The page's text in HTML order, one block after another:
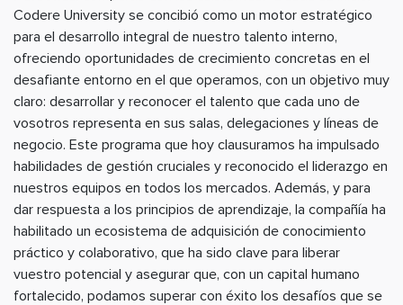
Codere University se concibió como un motor estratégico
para el desarrollo integral de nuestro talento interno,
ofreciendo oportunidades de crecimiento concretas en el
desafiante entorno en el que operamos, con un objetivo muy
claro: desarrollar y reconocer el talento que cada uno de
vosotros representa en sus salas, delegaciones y líneas de
negocio. Este programa que hoy clausuramos ha impulsado
habilidades de gestión cruciales y reconocido el liderazgo en
nuestros equipos en todos los mercados. Además, y para
dar respuesta a los principios de aprendizaje, la compañía ha
habilitado un ecosistema de adquisición de conocimiento
práctico y colaborativo, que ha sido clave para liberar
vuestro potencial y asegurar que, con un capital humano
fortalecido, podamos superar con éxito los desafíos que se